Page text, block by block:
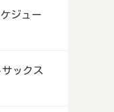
ジュー
ックス